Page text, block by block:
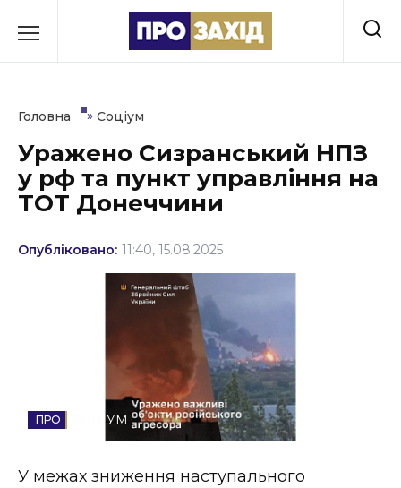
до
Культура
Освіта
Події
Стиль життя
Головна » Соціум
Уражено Сизранський НПЗ
у рф та пункт управління на
ТОТ Донеччини
Опубліковано: 11:40, 15.08.2025
СОЦІУМ
У межах зниження наступального